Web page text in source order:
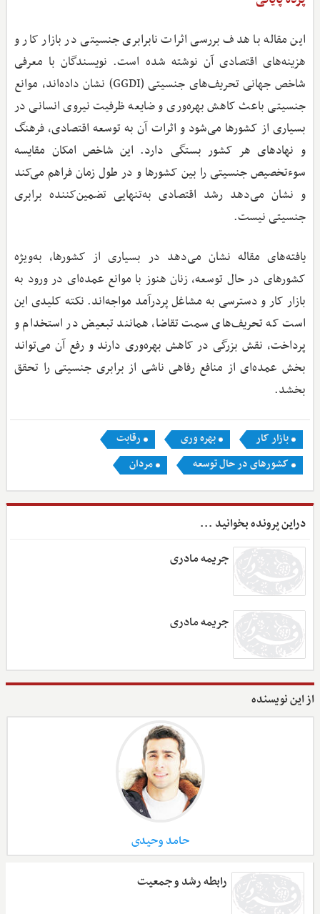
این مقاله با هدف بررسی اثرات نابرابری جنسیتی در بازار کار و
هزینه‌های اقتصادی آن نوشته شده است. نویسندگان با معرفی
شاخص جهانی تحریف‌های جنسیتی (GGDI) نشان داده‌اند، موانع
جنسیتی باعث کاهش بهره‌وری و ضایعه ظرفیت نیروی انسانی در
بسیاری از کشورها می‌شود و اثرات آن به توسعه اقتصادی، فرهنگ
و نهادهای هر کشور بستگی دارد. این شاخص امکان مقایسه
سوء‌تخصیص جنسیتی را بین کشورها و در طول زمان فراهم می‌کند
و نشان می‌دهد رشد اقتصادی به‌تنهایی تضمین‌کننده برابری
جنسیتی نیست.
یافته‌های مقاله نشان می‌دهد در بسیاری از کشورها، به‌ویژه
کشورهای در حال توسعه، زنان هنوز با موانع عمده‌ای در ورود به
بازار کار و دسترسی به مشاغل پردرآمد مواجه‌اند. نکته کلیدی این
است که تحریف‌های سمت تقاضا، همانند تبعیض در استخدام و
پرداخت، نقش بزرگی در کاهش بهره‌وری دارند و رفع آن می‌تواند
بخش عمده‌ای از منافع رفاهی ناشی از برابری جنسیتی را تحقق
بخشد.
بازار کار بهره وری
رقابت
کشورهای در حال توسعه
مردان
دراین پرونده بخوانید ...
جریمه مادری
جریمه مادری
از این نویسنده
حامد وحیدی
رابطه رشد و جمعیت